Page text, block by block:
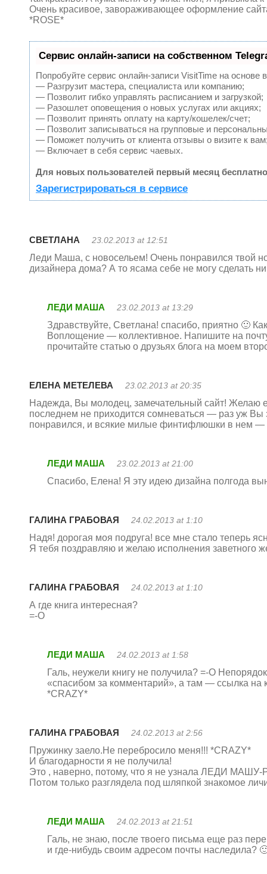
Очень красивое, завораживающее оформление
*ROSE*
Сервис онлайн-записи на собственном
Попробуйте сервис онлайн-записи VisitTime на основе
— Разгрузит мастера, специалиста или компанию;
— Позволит гибко управлять расписанием и загрузкой;
— Разошлет оповещения о новых услугах или акциях;
— Позволит принять оплату на карту/кошелек/счет;
— Позволит записываться на групповые и
— Поможет получить от клиента отзывы о визите к
— Включает в себя сервис чаевых.
Для новых пользователей первый месяц
Зарегистрироваться в сервисе
СВЕТЛАНА 23.02.2013 at 12:51
Леди Маша, с новосельем! Очень понравился твой
дизайнера дома? А то ясама себе не могу сделать
ЛЕДИ МАША 23.02.2013 at 13:29
Здравствуйте, Светлана! спасибо, приятно 🙂
Воплощение — коллективное. Напишите на
прочитайте статью о друзьях блога на моем
ЕЛЕНА МЕТЕЛЕВА 23.02.2013 at 20:35
Надежда, Вы молодец, замечательный сайт! Желаю
последнем не приходится сомневаться — раз уж Вы
понравился, и всякие милые финтифлюшки в нем —
ЛЕДИ МАША 23.02.2013 at 21:00
Спасибо, Елена! Я эту идею дизайна полгода
ГАЛИНА ГРАБОВАЯ 24.02.2013 at 1:10
Надя! дорогая моя подруга! все мне стало теперь
Я тебя поздравляю и желаю исполнения заветного
ГАЛИНА ГРАБОВАЯ 24.02.2013 at 1:10
А где книга интересная?
=-O
ЛЕДИ МАША 24.02.2013 at 1:58
Галь, неужели книгу не получила? =-O
«спасибом за комментарий», а там — ссылка на
*CRAZY*
ГАЛИНА ГРАБОВАЯ 24.02.2013 at 2:56
Пружинку заело.Не перебросило меня!!! *CRAZY*
И благодарности я не получила!
Это , наверно, потому, что я не узнала ЛЕДИ
Потом только разглядела под шляпкой знакомое
ЛЕДИ МАША 24.02.2013 at 21:51
Галь, не знаю, после твоего письма еще раз
и где-нибудь своим адресом почты наследила?